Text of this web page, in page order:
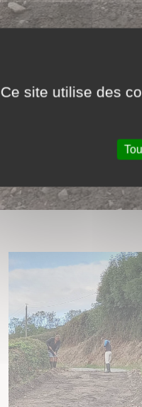
Ce site utilise des